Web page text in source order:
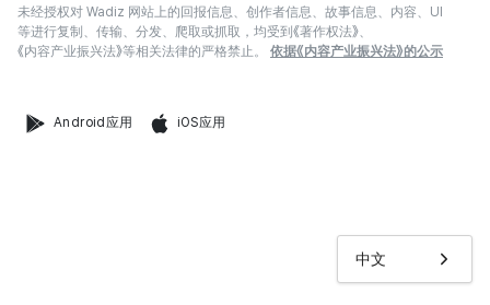
中文
未经授权对 Wadiz 网站上的回报信息、创作者信息、故事信息、内容、UI
等进行复制、传输、分发、爬取或抓取，均受到《著作权法》、
《内容产业振兴法》等相关法律的严格禁止。
依据《内容产业振兴法》的公示
Android应用 iOS应用